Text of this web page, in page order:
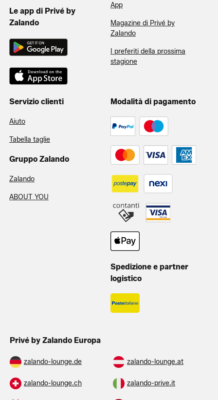
Le app di Privé by
Zalando
App
Magazine di Privé by
Zalando
I preferiti della prossima
stagione
Servizio clienti
Aiuto
Tabella taglie
Gruppo Zalando
Zalando
ABOUT YOU
Modalità di pagamento
Spedizione e partner
logistico
Privé by Zalando Europa
zalando-lounge.de zalando-lounge.at
zalando-lounge.ch zalando-prive.it